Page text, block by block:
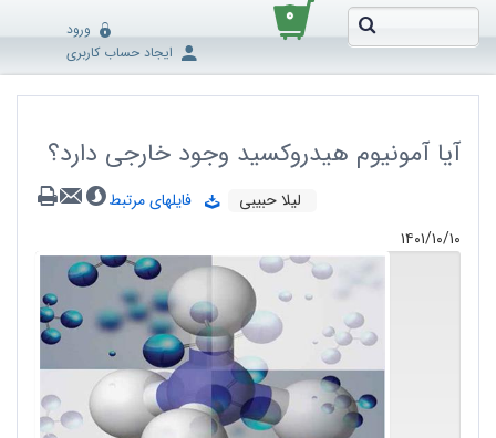
۰
ورود
ایجاد حساب کاربری
آیا آمونیوم هیدروکسید وجود خارجی دارد؟
لیلا حبیبی
فایلهای مرتبط
۱۴۰۱/۱۰/۱۰